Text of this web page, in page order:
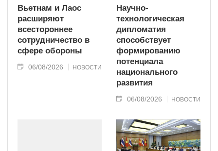
Вьетнам и Лаос
расширяют
всестороннее
сотрудничество в
сфере обороны
06/08/2026 НОВОСТИ
Научно-
технологическая
дипломатия
способствует
формированию
потенциала
национального
развития
06/08/2026 НОВОСТИ